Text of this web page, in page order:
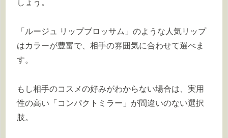
しょう。
「ルージュ リップブロッサム」のような人気リップ
はカラーが豊富で、相手の雰囲気に合わせて選べま
す。
もし相手のコスメの好みがわからない場合は、実用
性の高い「コンパクトミラー」が間違いのない選択
肢。